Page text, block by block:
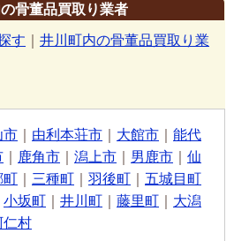
骨董品買取り業者
す
井川町内の骨董品買取り業
市 由利本荘市 大館市
能代
鹿角市 潟上市 男鹿市
仙
三種町 羽後町
五城目町
小坂町 井川町 藤里町
大潟
仁村